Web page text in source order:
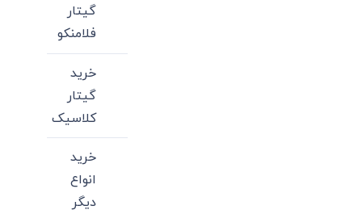
گیتار
فلامنکو
خرید
گیتار
کلاسیک
خرید
انواع
دیگر